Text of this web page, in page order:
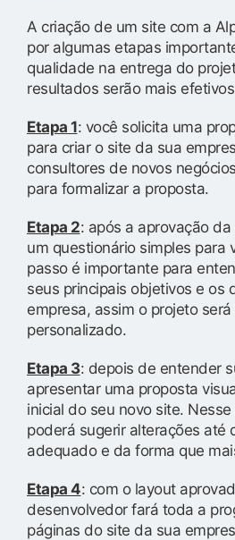
A criação de um site com a
por algumas etapas
qualidade na entrega do
resultados serão mais
Etapa 1: você solicita uma
para criar o site da sua
consultores de novos
para formalizar a proposta.
Etapa 2: após a aprovação
um questionário simples para
passo é importante para
seus principais objetivos e os
empresa, assim o projeto
personalizado.
Etapa 3: depois de entender
apresentar uma proposta
inicial do seu novo site.
poderá sugerir alterações até
adequado e da forma que
Etapa 4: com o layout
desenvolvedor fará toda a
páginas do site da sua